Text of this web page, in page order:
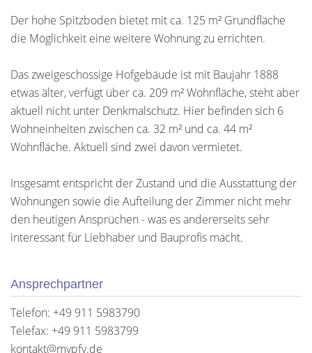
Der hohe Spitzboden bietet mit ca. 125 m² Grundfläche
die Möglichkeit eine weitere Wohnung zu errichten.
Das zweigeschossige Hofgebäude ist mit Baujahr 1888
etwas älter, verfügt über ca. 209 m² Wohnfläche, steht aber
aktuell nicht unter Denkmalschutz. Hier befinden sich 6
Wohneinheiten zwischen ca. 32 m² und ca. 44 m²
Wohnfläche. Aktuell sind zwei davon vermietet.
Insgesamt entspricht der Zustand und die Ausstattung der
Wohnungen sowie die Aufteilung der Zimmer nicht mehr
den heutigen Ansprüchen - was es andererseits sehr
interessant für Liebhaber und Bauprofis macht.
Ansprechpartner
Telefon: +49 911 5983790
Telefax: +49 911 5983799
kontakt@mypfv.de